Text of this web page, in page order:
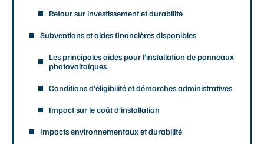
Retour sur investissement et durabilité
Subventions et aides financières disponibles
Les principales aides pour l’installation de panneaux
photovoltaïques
Conditions d’éligibilité et démarches administratives
Impact sur le coût d’installation
Impacts environnementaux et durabilité